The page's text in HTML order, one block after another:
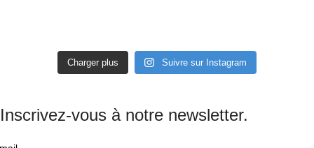
Charger plus Suivre sur Instagram
Inscrivez-vous à notre newsletter.